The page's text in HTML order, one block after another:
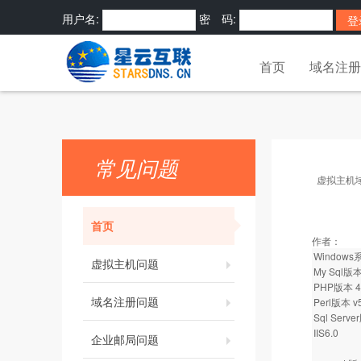
用户名: 密 码:
密码? 快捷登录:
首页 域名注册
常见问题
首页
虚拟主机问题
域名注册问题
企业邮局问题
虚拟主机
作者：
Windows
My Sql版
PHP版本
Perl版本
Sql
IIS6.0